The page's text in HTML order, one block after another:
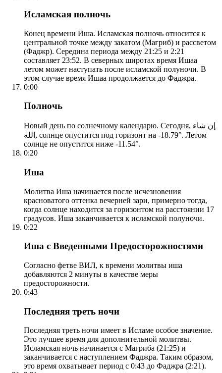
Исламская полночь
Конец времени Иша. Исламская полночь относится к
центральной точке между закатом (Магриб) и рассветом
(Фаджр). Середина периода между 21:25 и 2:21
составляет 23:52. В северных широтах время Ишаа
летом может наступать после исламской полуночи. В
этом случае время Ишаа продолжается до Фаджра.
0:00
Полночь
Новый день по солнечному календарю. Сегодня, إن شاء
الله, солнце опустится под горизонт на -18.79°. Летом
солнце не опустится ниже -11.54°.
0:20
Иша
Молитва Иша начинается после исчезновения
красноватого оттенка вечерней зари, примерно тогда,
когда солнце находится за горизонтом на расстоянии 17
градусов. Иша заканчивается к исламской полуночи.
0:22
Иша с Введенными Предосторожностями
Согласно фетве ВИЛ, к времени молитвы иша
добавляются 2 минуты в качестве меры
предосторожности.
0:43
Последняя треть ночи
Последняя треть ночи имеет в Исламе особое значение.
Это лучшее время для дополнительной молитвы.
Исламская ночь начинается с Магриба (21:25) и
заканчивается с наступлением Фаджра. Таким образом,
это время охватывает период с 0:43 до Фаджра (2:21).